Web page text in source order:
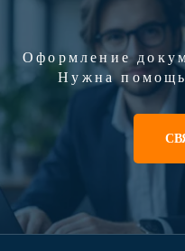
Оформление
Нужна